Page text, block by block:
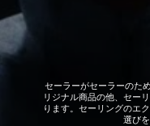
セーラーがセーラーのた
リジナル商品の他、セー
ります。セーリングのエ
選び